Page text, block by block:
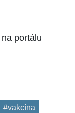
na portálu
#vakcína